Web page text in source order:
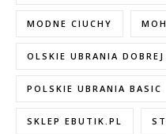
MODNE CIUCHY
OLSKIE UBRANIA DOBREJ
POLSKIE UBRANIA BASIC
SKLEP EBUTIK.PL